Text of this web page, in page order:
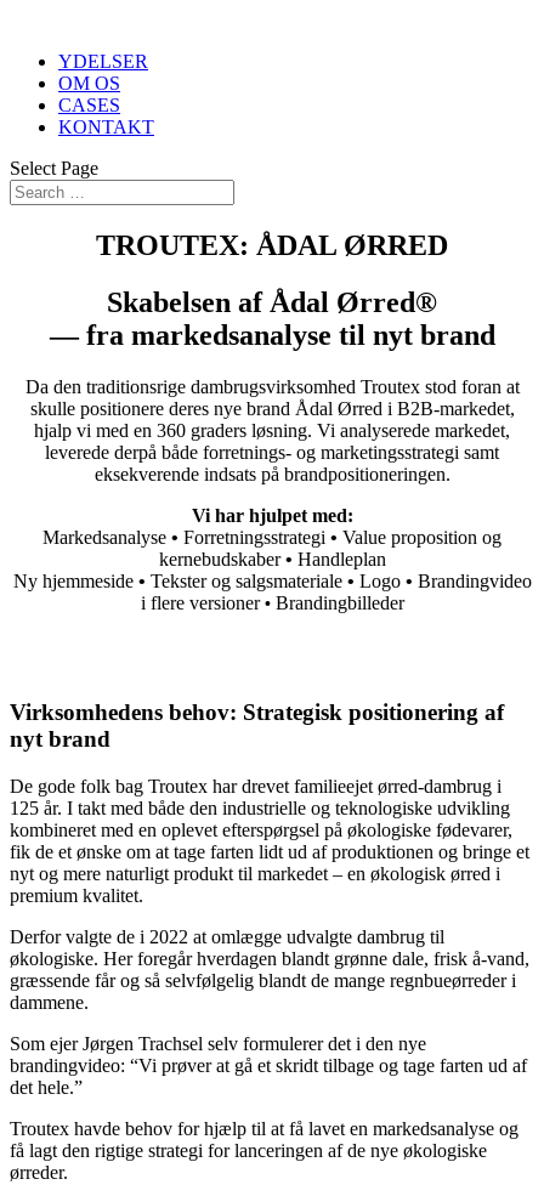
YDELSER
OM OS
CASES
KONTAKT
Select Page
TROUTEX: ÅDAL ØRRED
Skabelsen af Ådal Ørred®
—fra markedsanalyse til nyt brand
Da den traditionsrige dambrugsvirksomhed Troutex stod foran at
skulle positionere deres nye brand Ådal Ørred i B2B-markedet,
hjalp vi med en 360 graders løsning. Vi analyserede markedet,
leverede derpå både forretnings- og marketingsstrategi samt
eksekverende indsats på brandpositioneringen.
Vi har hjulpet med:
Markedsanalyse • Forretningsstrategi • Value proposition og
kernebudskaber• Handleplan
Ny hjemmeside • Tekster og salgsmateriale • Logo • Brandingvideo
i flere versioner • Brandingbilleder
Virksomhedens behov: Strategisk positionering af
nyt brand
De gode folk bag Troutex har drevet familieejet ørred-dambrug i
125 år. I takt med både den industrielle og teknologiske udvikling
kombineret med en oplevet efterspørgsel på økologiske fødevarer,
fik de et ønske om at tage farten lidt ud af produktionen og bringe et
nyt og mere naturligt produkt til markedet – en økologisk ørred i
premium kvalitet.
Derfor valgte de i 2022 at omlægge udvalgte dambrug til
økologiske. Her foregår hverdagen blandt grønne dale, frisk å-vand,
græssende får og så selvfølgelig blandt de mange regnbueørreder i
dammene.
Som ejer Jørgen Trachsel selv formulerer det i den nye
brandingvideo: “Vi prøver at gå et skridt tilbage og tage farten ud af
det hele.”
Troutex havde behov for hjælp til at få lavet en markedsanalyse og
få lagt den rigtige strategi for lanceringen af de nye økologiske
ørreder.